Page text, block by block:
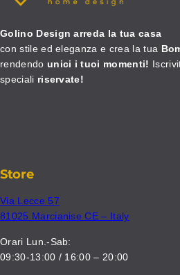
Golino Design arreda la tua casa
con stile ed eleganza e crea la tua
rendendo unici i tuoi momenti!
speciali riservate!
Store
Via Lecce 57
81025 Marcianise CE – Italy
Orari Lun.-Sab:
09:30-13:00 / 16:00 – 20:00